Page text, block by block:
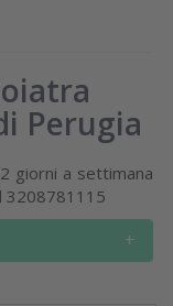
Perugia
giorni a settimana
3208781115
+